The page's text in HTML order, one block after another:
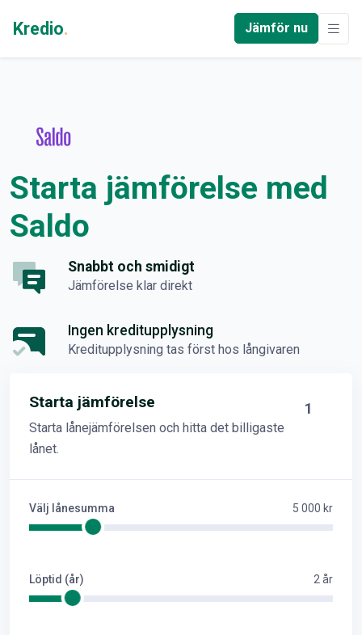
Kredio. Jämför nu
Starta jämförelse med
Saldo
Snabbt och smidigt
Jämförelse klar direkt
Ingen kreditupplysning
Kreditupplysning tas först hos långivaren
Starta jämförelse
Starta lånejämförelsen och hitta det billigaste
lånet.
1
Välj lånesumma 5 000 kr
Löptid (år) 2 år